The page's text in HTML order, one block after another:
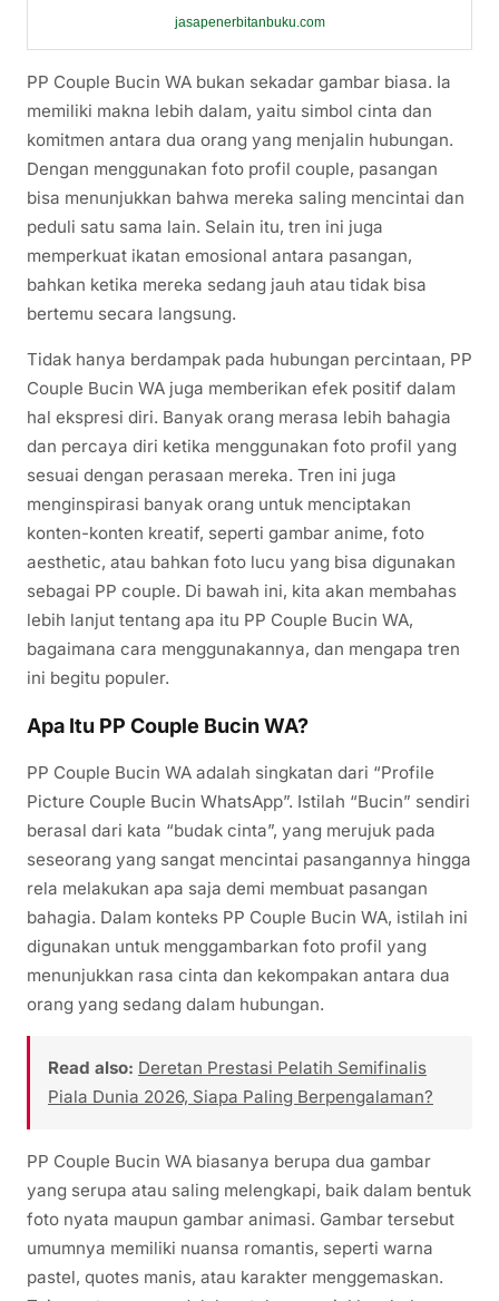
jasapenerbitanbuku.com
PP Couple Bucin WA bukan sekadar gambar biasa. Ia
memiliki makna lebih dalam, yaitu simbol cinta dan
komitmen antara dua orang yang menjalin hubungan.
Dengan menggunakan foto profil couple, pasangan
bisa menunjukkan bahwa mereka saling mencintai dan
peduli satu sama lain. Selain itu, tren ini juga
memperkuat ikatan emosional antara pasangan,
bahkan ketika mereka sedang jauh atau tidak bisa
bertemu secara langsung.
Tidak hanya berdampak pada hubungan percintaan, PP
Couple Bucin WA juga memberikan efek positif dalam
hal ekspresi diri. Banyak orang merasa lebih bahagia
dan percaya diri ketika menggunakan foto profil yang
sesuai dengan perasaan mereka. Tren ini juga
menginspirasi banyak orang untuk menciptakan
konten-konten kreatif, seperti gambar anime, foto
aesthetic, atau bahkan foto lucu yang bisa digunakan
sebagai PP couple. Di bawah ini, kita akan membahas
lebih lanjut tentang apa itu PP Couple Bucin WA,
bagaimana cara menggunakannya, dan mengapa tren
ini begitu populer.
Apa Itu PP Couple Bucin WA?
PP Couple Bucin WA adalah singkatan dari “Profile
Picture Couple Bucin WhatsApp”. Istilah “Bucin” sendiri
berasal dari kata “budak cinta”, yang merujuk pada
seseorang yang sangat mencintai pasangannya hingga
rela melakukan apa saja demi membuat pasangan
bahagia. Dalam konteks PP Couple Bucin WA, istilah ini
digunakan untuk menggambarkan foto profil yang
menunjukkan rasa cinta dan kekompakan antara dua
orang yang sedang dalam hubungan.
Read also: Deretan Prestasi Pelatih Semifinalis
Piala Dunia 2026, Siapa Paling Berpengalaman?
PP Couple Bucin WA biasanya berupa dua gambar
yang serupa atau saling melengkapi, baik dalam bentuk
foto nyata maupun gambar animasi. Gambar tersebut
umumnya memiliki nuansa romantis, seperti warna
pastel, quotes manis, atau karakter menggemaskan.